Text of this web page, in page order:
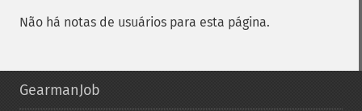
Não há notas de usuários para esta página.
GearmanJob